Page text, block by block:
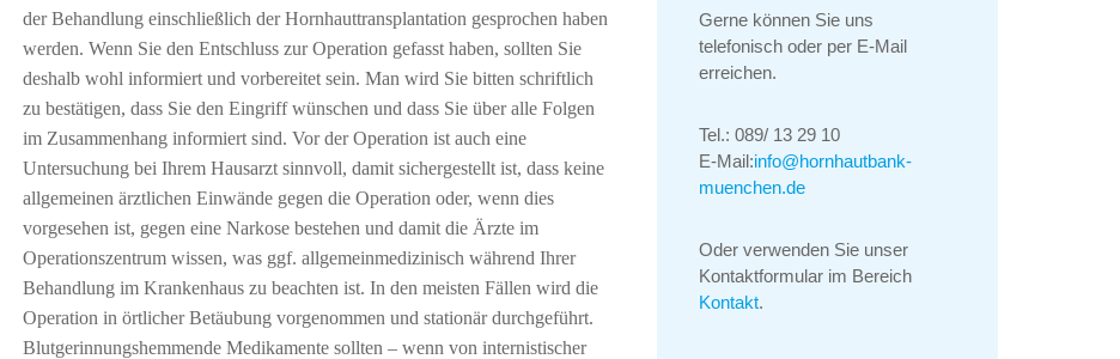
der Behandlung einschließlich der Hornhauttransplantation gesprochen haben
werden. Wenn Sie den Entschluss zur Operation gefasst haben, sollten Sie
deshalb wohl informiert und vorbereitet sein. Man wird Sie bitten schriftlich
zu bestätigen, dass Sie den Eingriff wünschen und dass Sie über alle Folgen
im Zusammenhang informiert sind. Vor der Operation ist auch eine
Untersuchung bei Ihrem Hausarzt sinnvoll, damit sichergestellt ist, dass keine
allgemeinen ärztlichen Einwände gegen die Operation oder, wenn dies
vorgesehen ist, gegen eine Narkose bestehen und damit die Ärzte im
Operationszentrum wissen, was ggf. allgemeinmedizinisch während Ihrer
Behandlung im Krankenhaus zu beachten ist. In den meisten Fällen wird die
Operation in örtlicher Betäubung vorgenommen und stationär durchgeführt.
Blutgerinnungshemmende Medikamente sollten – wenn von internistischer
Gerne können Sie uns
telefonisch oder per E-Mail
erreichen.
Tel.: 089/ 13 29 10
E-Mail:info@hornhautbank-
muenchen.de
Oder verwenden Sie unser
Kontaktformular im Bereich
Kontakt.